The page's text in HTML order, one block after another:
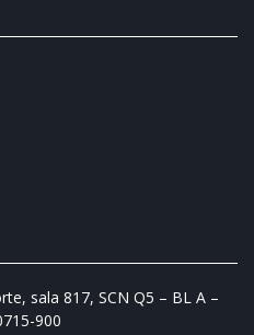
sala 817, SCN Q5 – BL A –
900